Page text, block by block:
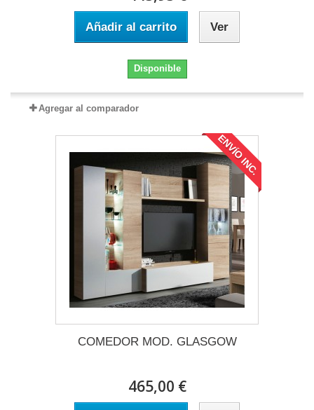
Añadir al carrito Ver
Disponible
Agregar al comparador
ENVÍO INC.
COMEDOR MOD. GLASGOW
465,00 €